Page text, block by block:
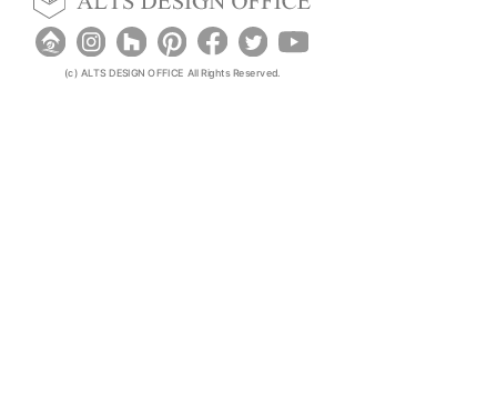
(c) ALTS DESIGN OFFICE All Rights Reserved.